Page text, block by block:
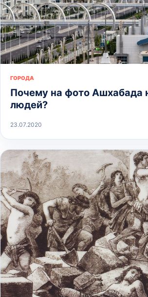
ГОРОДА
Почему на фото Ашхабада
людей?
23.07.2020